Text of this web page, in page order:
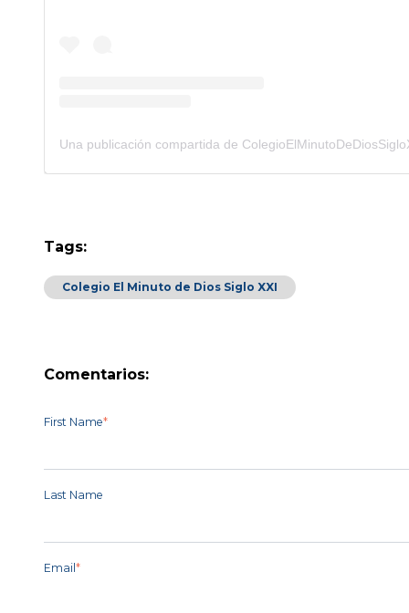
Tags:
Colegio El Minuto de Dios Siglo XXI
Comentarios:
First Name*
Last Name
Email *